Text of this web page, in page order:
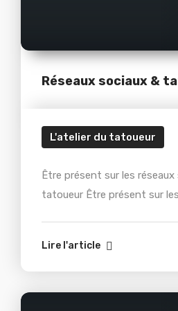
Réseaux sociaux &
L'atelier du tatoueur
Être présent sur les réseaux
tatoueur Être présent sur
évoluent chaque mois, il est
tatoueur de perdre le
Lire l'article